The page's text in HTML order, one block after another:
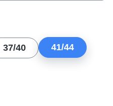
37/40 41/44